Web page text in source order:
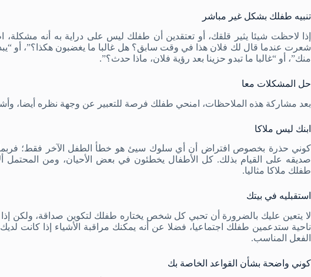
تنبيه طفلك بشكل غير مباشر
إذا لاحظت شيئا يثير قلقك، أو تعتقدين أن طفلك ليس على دراية به أنه
شعرت عندما قال لك فلان هذا في وقت سابق؟ هل غالبا ما يغضبون هكذا؟”، أو
منك”، أو “غالبا ما تبدو حزينا بعد رؤية فلان، ماذا حدث؟”.
حل المشكلات معا
بعد مشاركة هذه الملاحظات، امنحي طفلك فرصة للتعبير عن وجهة نظره أيضا،
ابنك ليس ملاكا
كوني حذرة بخصوص افتراض أن أي سلوك سيئ هو خطأ الطفل الآخر فقط؛
صديقه على القيام بذلك. كل الأطفال يخطئون في بعض الأحيان، ومن المحتمل
طفلك ملاكا مثاليا.
استقبليه في بيتك
لا يتعين عليك بالضرورة أن تحبي كل شخص يختاره طفلك لتكوين صداقة، ولكن
ناحية ستدعمين طفلك اجتماعيا، فضلا عن أنه يمكنك مراقبة الأشياء إذا كانت
الفعل المناسب.
كوني واضحة بشأن القواعد الخاصة بك